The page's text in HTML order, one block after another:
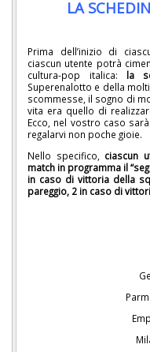
LA
Prima dell’inizio di
ciascun utente potrà
cultura-pop italica: la
Superenalotto e della
scommesse, il sogno di
vita era quello di
Ecco, nel vostro caso
regalarvi non poche gioie.
Nello specifico, ciascun
match in programma il
in caso di vittoria della
pareggio, 2 in caso di